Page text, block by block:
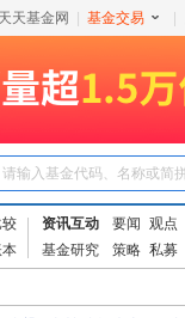
天基金网 基金交易
请输入基金代码、名称或简
较
资讯互动 要闻 观点
基金研究
策略 私募